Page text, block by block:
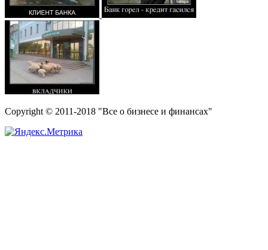
Copyright © 2011-2018 "Все о бизнесе и финансах"